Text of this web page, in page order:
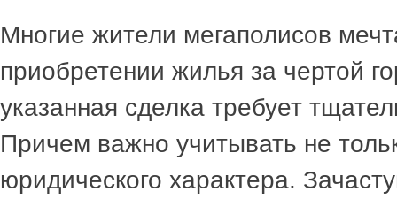
Многие жители мегаполисов
приобретении жилья за чертой
указанная сделка требует
Причем важно учитывать не
юридического характера.